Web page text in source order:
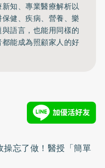
新知、專業醫療解析以
健、疾病、營養、樂
語言， 也能用同樣的
能成為照顧家人的好
忘了做！醫授「簡單